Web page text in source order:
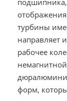
подшипника,
турбины
направляет
рабочее
форм,